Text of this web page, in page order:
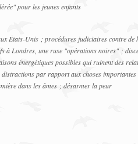
pour les jeunes enfants
États-Unis ; procédures judiciaires contre
à Londres, une ruse "opérations noires" ;
énergétiques possibles qui ruinent des
par rapport aux choses
dans les âmes ; désarmer la peur